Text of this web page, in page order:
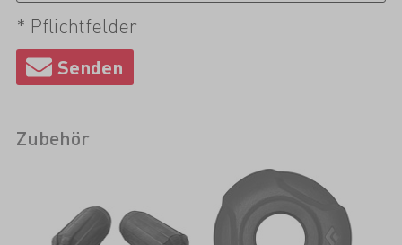
* Pflichtfelder
Zubehör